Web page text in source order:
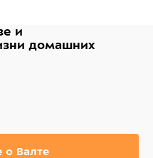
и
домашних
о Валте